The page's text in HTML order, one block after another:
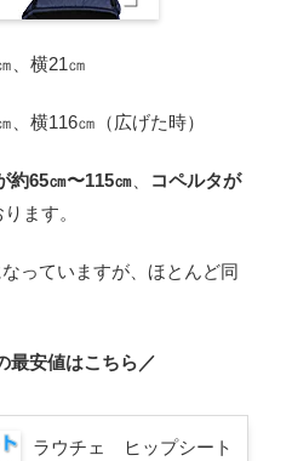
、横21㎝
横116㎝（広げた時）
約65㎝〜115㎝
コペルタが
ます。
っていますが、ほとんど同
最安値はこちら／
ラウチェ ヒップシート